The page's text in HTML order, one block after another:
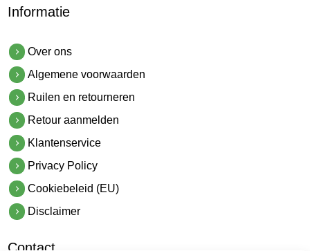
Informatie
Over ons
Algemene voorwaarden
Ruilen en retourneren
Retour aanmelden
Klantenservice
Privacy Policy
Cookiebeleid (EU)
Disclaimer
Contact